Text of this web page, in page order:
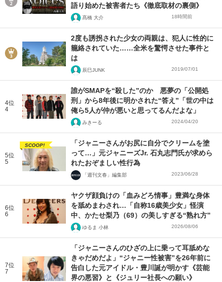
語り始めた被害者たち《徹底取材の裏側》
髙橋 大介 18時間前
2度も誘拐された少女の両親は、犯人に性的に
籠絡されていた……全米を驚愕させた事件と
は
辰巳JUNK 2019/07/01
4位
4
誰がSMAPを“殺した”のか 悪夢の「公開処
刑」から8年後に明かされた“答え”「世の中は
俺ら5人が仲が悪いと思ってるんだよな」
みきーる 2024/04/20
5位
5
SCOOP!
「ジャニーさんがお尻に自分でクリームを塗
って…」元ジャニーズJr. 石丸志門氏が求めら
れたおぞましい性行為
「週刊文春」編集部 2023/06/28
6位
6
ヤクザ顔負けの「血みどろ情事」豊満な身体
を舐めまわされ…「自称16歳美少女」怪演
中、かたせ梨乃（69）の美しすぎる“熟れ方”
ゆるま 小林 2026/08/06
7位
7
「ジャニーさんのひざの上に乗って耳舐めな
きゃだめだよ」“ジャニー性被害”を26年前に
告白した元アイドル・豊川誕が明かす《芸能
界の悪習》と《ジュリー社長への願い》